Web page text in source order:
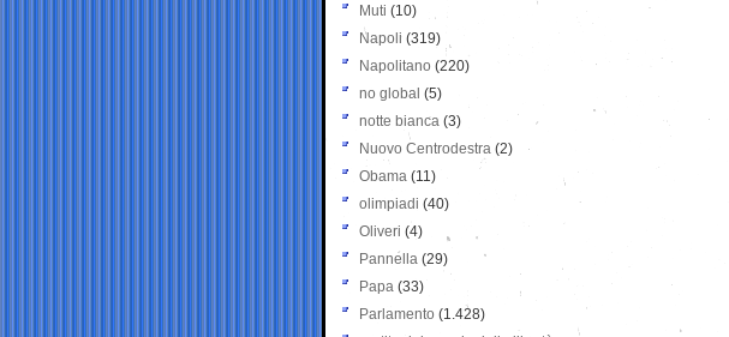
Muti (10)
Napoli (319)
Napolitano (220)
no global (5)
notte bianca (3)
Nuovo Centrodestra (2)
Obama (11)
olimpiadi (40)
Oliveri (4)
Pannella (29)
Papa (33)
Parlamento (1.428)